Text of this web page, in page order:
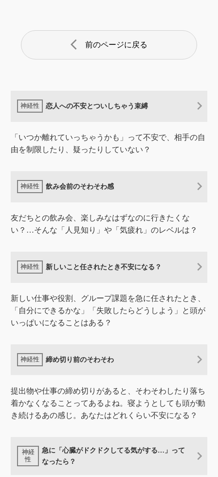
arrow_back_ios 前のページに戻る
恋人への不安とついしちゃう束縛
「いつか離れていっちゃうかも」って不安で、相手の自
由を制限したり、疑ったりしていない？
飲み会前のそわそわ感
友だちとの飲み会、楽しみなはずなのに行きたくな
い？…そんな「人見知り」や「気疲れ」のレベルは？
新しいこと任されたとき不安になる？
新しい仕事や役割、グループ課題を急に任されたとき、
「自分にできるかな」「失敗したらどうしよう」と頭が
いっぱいになることはある？
締め切り前のそわそわ
提出物や仕事の締め切りがあると、そわそわしたり落ち
着かなくなることってあるよね。寝ようとしても頭が動
き続けるあの感じ。あなたはどれくらい不安になる？
急に「心臓がドクドクしてる気がする…」って
なったら？